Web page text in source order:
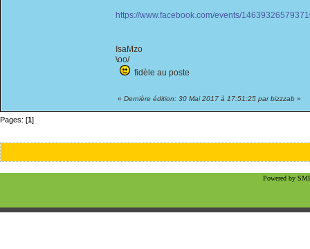
https://www.facebook.com/events/
IsaMzo
\oo/
fidèle au poste
« Dernière édition: 30 Mai 2017 à 17:51:25 par bizzzab »
Pages: [1]
Powered by